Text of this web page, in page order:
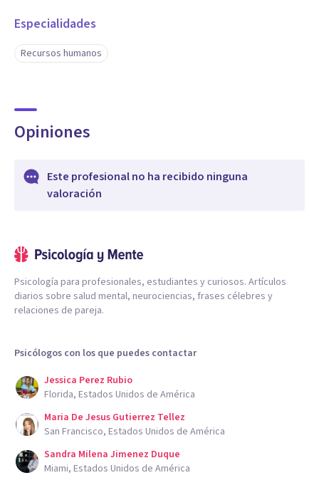
Especialidades
Recursos humanos
Opiniones
Este profesional no ha recibido ninguna
valoración
Psicología para profesionales, estudiantes y curiosos. Artículos
diarios sobre salud mental, neurociencias, frases célebres y
relaciones de pareja.
Psicólogos con los que puedes contactar
Jessica Perez Rubio
Florida, Estados Unidos de América
Maria De Jesus Gutierrez Tellez
San Francisco, Estados Unidos de América
Sandra Milena Jimenez Duque
Miami, Estados Unidos de América